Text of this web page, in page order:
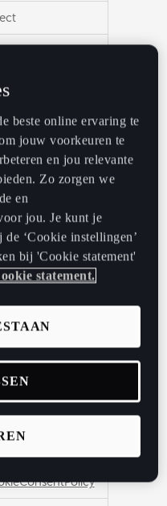
versies van de
oplossing
een
hebben
gevallen
melding actief
in staat
dan één
te tonen. De
van
persoonlijke
beste online ervaring te
jouw voorkeuren te
en jou relevante
Zo zorgen we
en
jou. Je kunt je
‘Cookie instellingen’
bij 'Cookie statement'
statement.